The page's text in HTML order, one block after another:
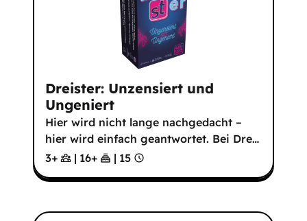
Dreister: Unzensiert und
Ungeniert
Hier wird nicht lange nachgedacht –
hier wird einfach geantwortet. Bei Dre…
3+
| 16+ | 15